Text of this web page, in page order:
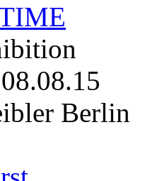
08.08.15
Berlin